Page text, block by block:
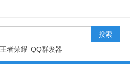
王者荣耀 QQ群发器